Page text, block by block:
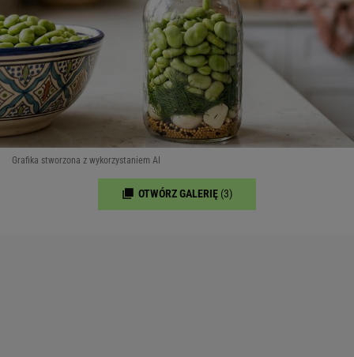
Grafika stworzona z wykorzystaniem AI
OTWÓRZ GALERIĘ (3)